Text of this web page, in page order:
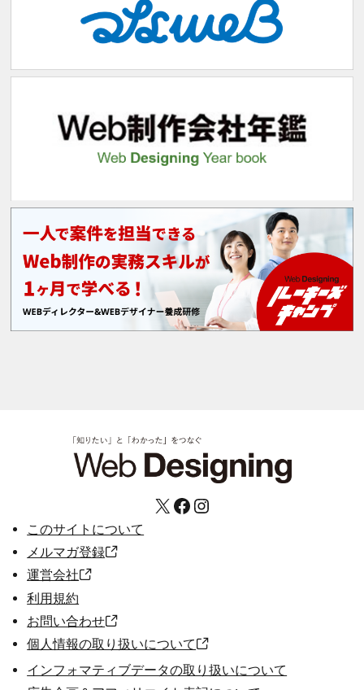
X Facebook Instagram
このサイトについて
メルマガ登録
運営会社
利用規約
お問い合わせ
個人情報の取り扱いについて
インフォマティブデータの取り扱いについて